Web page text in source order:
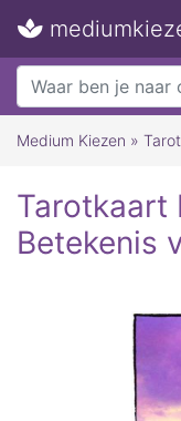
Medium Kiezen »
Tarotkaart
Betekenis